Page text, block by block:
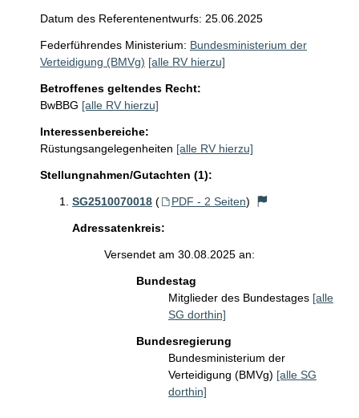
Datum des Referentenentwurfs: 25.06.2025
Federführendes Ministerium: Bundesministerium der
Verteidigung (BMVg) [alle RV hierzu]
Betroffenes geltendes Recht:
BwBBG [alle RV hierzu]
Interessenbereiche:
Rüstungsangelegenheiten [alle RV hierzu]
Stellungnahmen/Gutachten (1):
SG2510070018 ( PDF - 2 Seiten)
Adressatenkreis:
Versendet am 30.08.2025 an:
Bundestag
Mitglieder des Bundestages [alle
SG dorthin]
Bundesregierung
Bundesministerium der
Verteidigung (BMVg) [alle SG
dorthin]